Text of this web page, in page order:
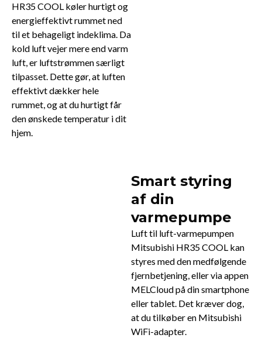
HR35 COOL køler hurtigt og
energieffektivt rummet ned
til et behageligt indeklima. Da
kold luft vejer mere end varm
luft, er luftstrømmen særligt
tilpasset. Dette gør, at luften
effektivt dækker hele
rummet, og at du hurtigt får
den ønskede temperatur i dit
hjem.
Smart styring
af din
varmepumpe
Luft til luft-varmepumpen
Mitsubishi HR35 COOL kan
styres med den medfølgende
fjernbetjening, eller via appen
MELCloud på din smartphone
eller tablet. Det kræver dog,
at du tilkøber en Mitsubishi
WiFi-adapter.